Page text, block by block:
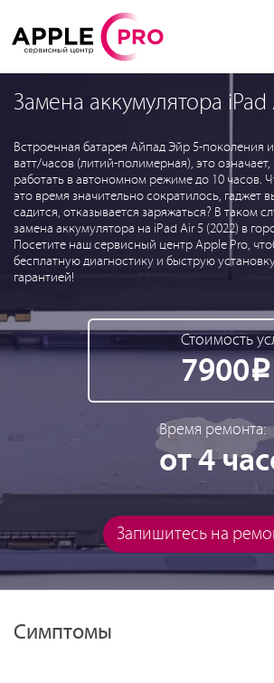
Замена аккумулятора
Встроенная батарея Айпад Эйр 5-поколения
ватт/часов (литий-полимерная), это
работать в автономном режиме до 10 часов.
это время значительно сократилось, гаджет
садится, отказывается заряжаться? В таком
замена аккумулятора на iPad Air 5 (2022) в
Посетите наш сервисный центр Apple Pro,
бесплатную диагностику и быструю
гарантией!
Стоимость
7900Р
Время ремонта:
от 4
Запишитесь на
Симптомы